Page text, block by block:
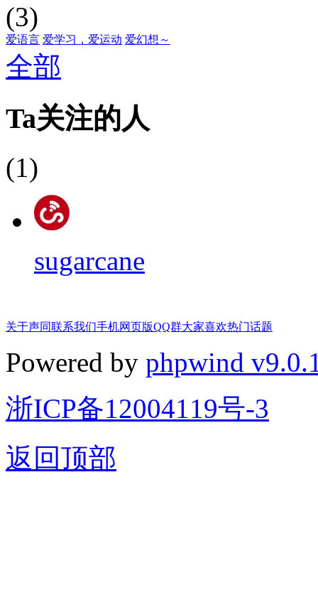
(3)
爱语言 爱学习，爱运动 爱幻想～
全部
Ta关注的人
(1)
sugarcane
关于声同联系我们手机网页版QQ群大家喜欢热门话题
Powered by phpwind
浙ICP备12004119号-3
返回顶部